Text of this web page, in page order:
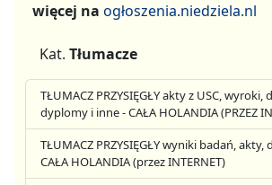
więcej na ogłoszenia.niedziela.nl
Kat. Tłumacze
TŁUMACZ PRZYSIĘGŁY akty z USC,
dyplomy i inne - CAŁA HOLANDIA (PRZEZ
TŁUMACZ PRZYSIĘGŁY wyniki badań,
CAŁA HOLANDIA (przez INTERNET)